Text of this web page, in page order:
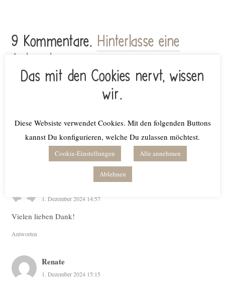
9 Kommentare. Hinterlasse eine
Antwort
Wie toll
Dankeschön
1. Dezember 2024 14:57
Vielen lieben Dank!
Antworten
Renate
1. Dezember 2024 15:15
Das mit den Cookies nervt, wissen
wir.
Diese Websiste verwendet Cookies. Mit den folgenden Buttons
kannst Du konfigurieren, welche Du zulassen möchtest.
Cookie-Einstellungen Alle annehmen
Ablehnen